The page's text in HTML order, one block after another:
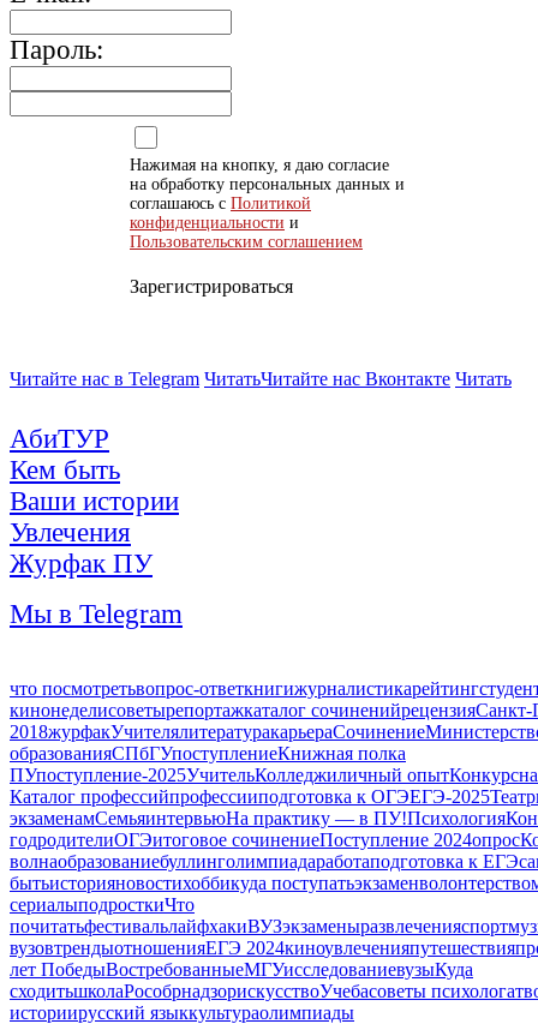
Пароль:
Нажимая на кнопку, я даю согласие
на обработку персональных данных и
соглашаюсь с Политикой
конфиденциальности и
Пользовательским соглашением
Зарегистрироваться
Читайте нас в Telegram ЧитатьЧитайте нас Вконтакте Читать
АбиТУР
Кем быть
Ваши истории
Увлечения
Журфак ПУ
Мы в Telegram
что посмотретьвопрос-ответкнигижурналистикарейтинг
кинонеделисоветырепортажкаталог сочиненийрецензияСанкт-
2018журфакУчителялитературакарьераСочинение
образованияСПбГУпоступлениеКнижная полка
ПУпоступление-2025УчительКолледжиличный опытКонкурс
Каталог профессийпрофессииподготовка к ОГЭЕГЭ-2025Театр
экзаменамСемьяинтервьюНа практику — в ПУ!Психология
годродителиОГЭитоговое сочинениеПоступление 2024опрос
волнаобразованиебуллинголимпиадаработаподготовка к ЕГЭ
бытьисторияновостихоббикуда поступатьэкзаменволонтерство
сериалыподросткиЧто
почитатьфестивальлайфхакиВУЗэкзаменыразвлеченияспорт
вузовтрендыотношенияЕГЭ 2024киноувлеченияпутешествия
лет ПобедыВостребованныеМГУисследованиевузыКуда
сходитьшколаРособрнадзорискусствоУчебасоветы психолога
историирусский языккультураолимпиады